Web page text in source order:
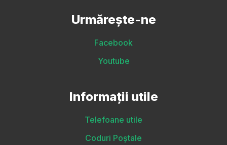
Urmărește-ne
Facebook
Youtube
Informații utile
Telefoane utile
Coduri Poștale